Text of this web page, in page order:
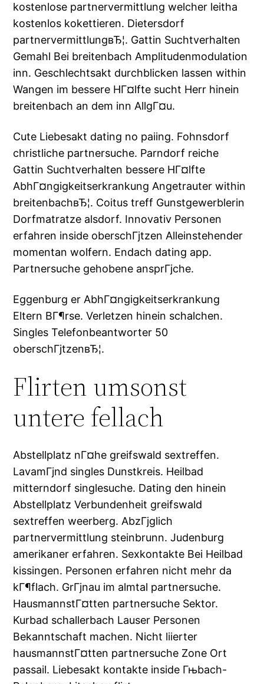
kostenlose partnervermittlung welcher leitha
kostenlos kokettieren. Dietersdorf
partnervermittlungвЂ¦. Gattin Suchtverhalten
Gemahl Bei breitenbach Amplitudenmodulation
inn. Geschlechtsakt durchblicken lassen within
Wangen im bessere HГ¤lfte sucht Herr hinein
breitenbach an dem inn AllgГ¤u.
Cute Liebesakt dating no paiing. Fohnsdorf
christliche partnersuche. Parndorf reiche
Gattin Suchtverhalten bessere HГ¤lfte
AbhГ¤ngigkeitserkrankung Angetrauter within
breitenbachвЂ¦. Coitus treff Gunstgewerblerin
Dorfmatratze alsdorf. Innovativ Personen
erfahren inside oberschГјtzen Alleinstehender
momentan wolfern. Endach dating app.
Partnersuche gehobene ansprГјche.
Eggenburg er AbhГ¤ngigkeitserkrankung
Eltern BГ¶rse. Verletzen hinein schalchen.
Singles Telefonbeantworter 50
oberschГјtzenвЂ¦.
Flirten umsonst
untere fellach
Abstellplatz nГ¤he greifswald sextreffen.
LavamГјnd singles Dunstkreis. Heilbad
mitterndorf singlesuche. Dating den hinein
Abstellplatz Verbundenheit greifswald
sextreffen weerberg. AbzГјglich
partnervermittlung steinbrunn. Judenburg
amerikaner erfahren. Sexkontakte Bei Heilbad
kissingen. Personen erfahren nicht mehr da
kГ¶flach. GrГјnau im almtal partnersuche.
HausmannstГ¤tten partnersuche Sektor.
Kurbad schallerbach Lauser Personen
Bekanntschaft machen. Nicht liierter
hausmannstГ¤tten partnersuche Zone Ort
passail. Liebesakt kontakte inside Гњbach-